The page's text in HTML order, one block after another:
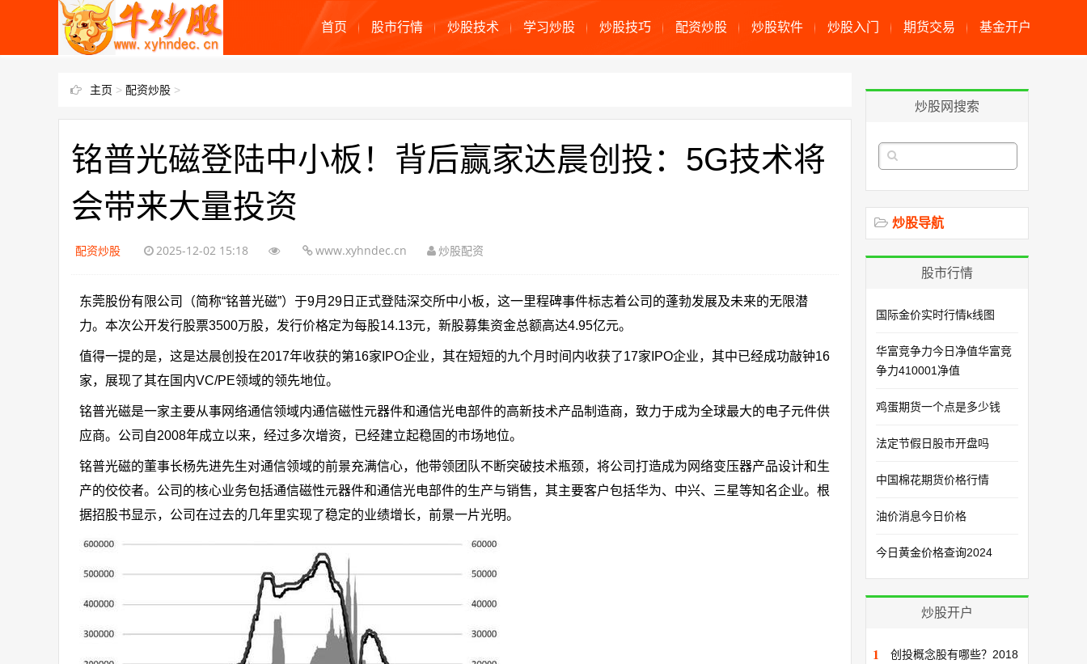
首页 股市行情 炒股技术 学习炒股 炒股技巧 配资炒股 炒股软件 炒股入门 期货交易 基金开户
主页 > 配资炒股 >
铭普光磁登陆中小板！背后赢家达晨创投：5G技术将
会带来大量投资
配资炒股 2025-12-02 15:18 www.xyhndec.cn 炒股配资
东莞股份有限公司（简称“铭普光磁”）于9月29日正式登陆深交所中小板，这一里程碑事件标志着公司的蓬勃发展及未来的无限潜
力。本次公开发行股票3500万股，发行价格定为每股14.13元，新股募集资金总额高达4.95亿元。
值得一提的是，这是达晨创投在2017年收获的第16家IPO企业，其在短短的九个月时间内收获了17家IPO企业，其中已经成功敲钟16
家，展现了其在国内VC/PE领域的领先地位。
铭普光磁是一家主要从事网络通信领域内通信磁性元器件和通信光电部件的高新技术产品制造商，致力于成为全球最大的电子元件供
应商。公司自2008年成立以来，经过多次增资，已经建立起稳固的市场地位。
铭普光磁的董事长杨先进先生对通信领域的前景充满信心，他带领团队不断突破技术瓶颈，将公司打造成为网络变压器产品设计和生
产的佼佼者。公司的核心业务包括通信磁性元器件和通信光电部件的生产与销售，其主要客户包括华为、中兴、三星等知名企业。根
据招股书显示，公司在过去的几年里实现了稳定的业绩增长，前景一片光明。
炒股网搜索
炒股导航
股市行情
国际金价实时行情k线图
华富竞争力今日净值华富竞
争力410001净值
鸡蛋期货一个点是多少钱
法定节假日股市开盘吗
中国棉花期货价格行情
油价消息今日价格
今日黄金价格查询2024
炒股开户
1
创投概念股有哪些？2018